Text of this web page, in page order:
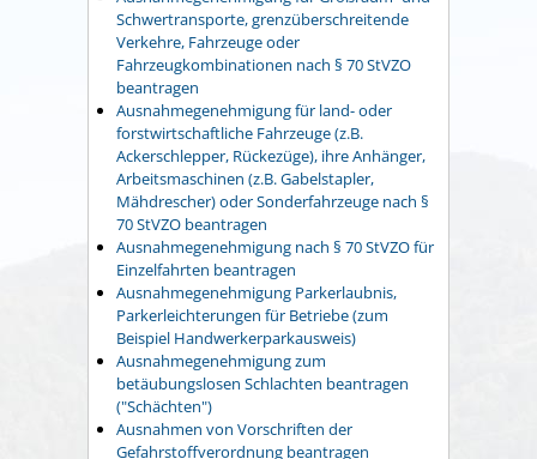
Schwertransporte, grenzüberschreitende
Verkehre, Fahrzeuge oder
Fahrzeugkombinationen nach § 70 StVZO
beantragen
Ausnahmegenehmigung für land- oder
forstwirtschaftliche Fahrzeuge (z.B.
Ackerschlepper, Rückezüge), ihre Anhänger,
Arbeitsmaschinen (z.B. Gabelstapler,
Mähdrescher) oder Sonderfahrzeuge nach §
70 StVZO beantragen
Ausnahmegenehmigung nach § 70 StVZO für
Einzelfahrten beantragen
Ausnahmegenehmigung Parkerlaubnis,
Parkerleichterungen für Betriebe (zum
Beispiel Handwerkerparkausweis)
Ausnahmegenehmigung zum
betäubungslosen Schlachten beantragen
("Schächten")
Ausnahmen von Vorschriften der
Gefahrstoffverordnung beantragen